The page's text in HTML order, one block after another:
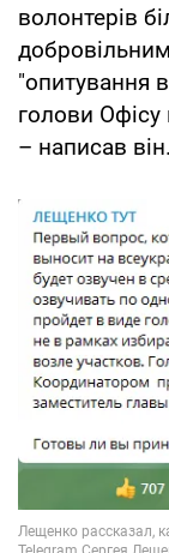
волонтерів
"опитування
голови
– написав він.